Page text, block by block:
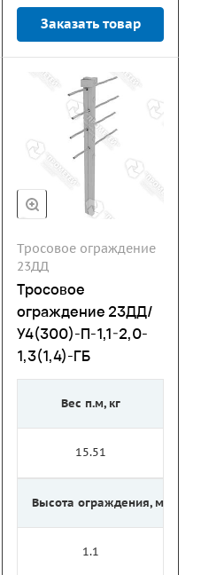
Заказать товар
Тросовое ограждение
23ДД
Тросовое
ограждение 23ДД/
У4(300)-П-1,1-2,0-
1,3(1,4)-ГБ
Вес п.м, кг
15.51
Высота ограждения, м
1.1